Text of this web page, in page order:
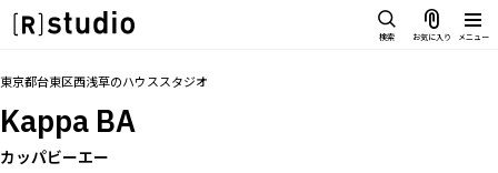
検索 お気に入り メニュー
スタジオを探す
雰囲気で探したい
SCENE
部屋ごとに写真で見比べたい
トップ 料金 設備 オプション
東京都台東区西浅草のハウススタジオ
Kappa BA
カッパビーエー